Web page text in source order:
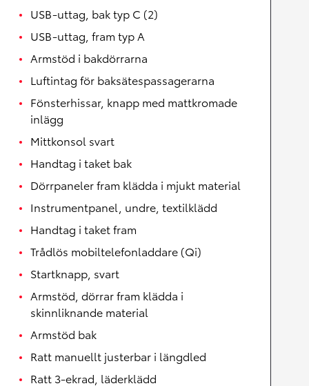
USB-uttag, bak typ C (2)
USB-uttag, fram typ A
Armstöd i bakdörrarna
Luftintag för baksätespassagerarna
Fönsterhissar, knapp med mattkromade
inlägg
Mittkonsol svart
Handtag i taket bak
Dörrpaneler fram klädda i mjukt material
Instrumentpanel, undre, textilklädd
Handtag i taket fram
Trådlös mobiltelefonladdare (Qi)
Startknapp, svart
Armstöd, dörrar fram klädda i
skinnliknande material
Armstöd bak
Ratt manuellt justerbar i längdled
Ratt 3-ekrad, läderklädd